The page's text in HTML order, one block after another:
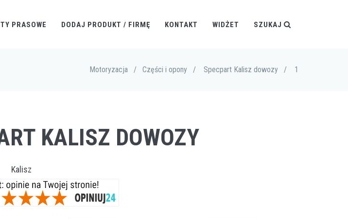
PRASOWE DODAJ PRODUKT / FIRMĘ KONTAKT WIDŻET SZUKAJ
Motoryzacja / Części i opony / Specpart Kalisz dowozy / 1
KALISZ DOWOZY
Kalisz